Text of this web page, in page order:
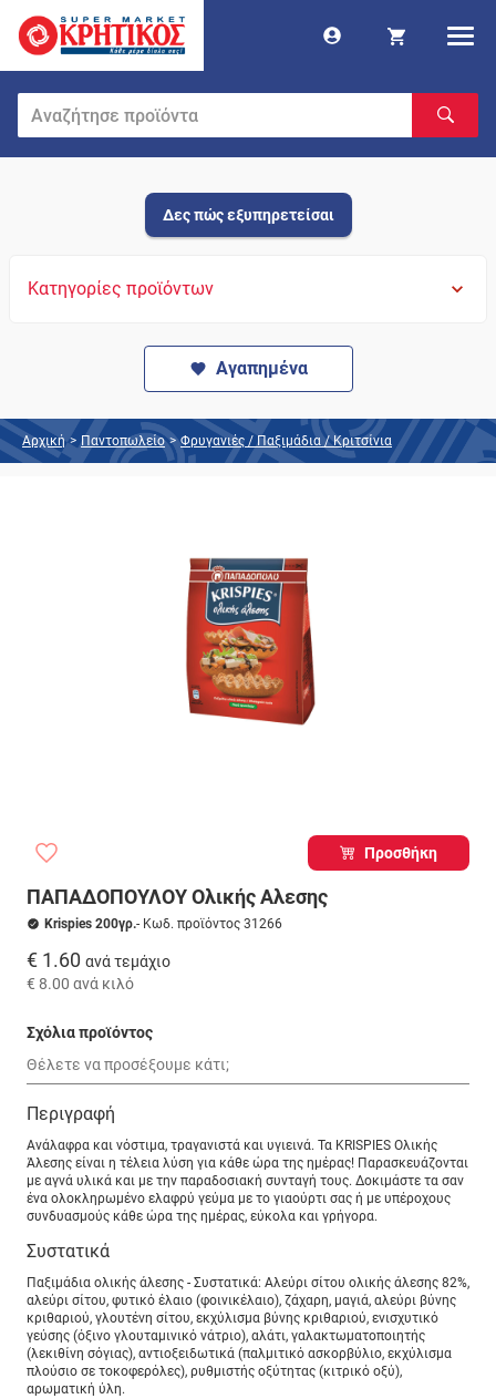
Δες πώς εξυπηρετείσαι
Κατηγορίες προϊόντων
Αγαπημένα
Αρχική > Παντοπωλείο > Φρυγανιές / Παξιμάδια / Κριτσίνια
Προσθήκη
ΠΑΠΑΔΟΠΟΥΛΟΥ Ολικής Αλεσης
Krispies 200γρ.- Κωδ. προϊόντος 31266
€ 1.60 ανά τεμάχιο
€ 8.00 ανά κιλό
Σχόλια προϊόντος
Περιγραφή
Ανάλαφρα και νόστιμα, τραγανιστά και υγιεινά. Τα KRISPIES Ολικής
Άλεσης είναι η τέλεια λύση για κάθε ώρα της ημέρας! Παρασκευάζονται
με αγνά υλικά και με την παραδοσιακή συνταγή τους. Δοκιμάστε τα σαν
ένα ολοκληρωμένο ελαφρύ γεύμα με το γιαούρτι σας ή με υπέροχους
συνδυασμούς κάθε ώρα της ημέρας, εύκολα και γρήγορα.
Συστατικά
Παξιμάδια oλικής άλεσης - Συστατικά: Αλεύρι σίτου ολικής άλεσης 82%,
αλεύρι σίτου, φυτικό έλαιο (φοινικέλαιο), ζάχαρη, μαγιά, αλεύρι βύνης
κριθαριού, γλουτένη σίτου, εκχύλισμα βύνης κριθαριού, ενισχυτικό
γεύσης (όξινο γλουταμινικό νάτριο), αλάτι, γαλακτωματοποιητής
(λεκιθίνη σόγιας), αντιοξειδωτικά (παλμιτικό ασκορβύλιο, εκχύλισμα
πλούσιο σε τοκοφερόλες), ρυθμιστής οξύτητας (κιτρικό οξύ),
αρωματική ύλη.